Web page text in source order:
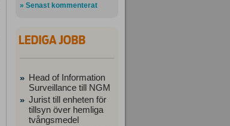
» Senast kommenterat
» Head of Information
Surveillance till NGM
» Jurist till enheten för
tillsyn över hemliga
tvångsmedel